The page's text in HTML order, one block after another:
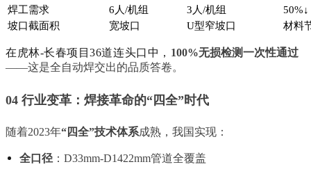
焊工需求
6人/机组 3人/机组
50%↓
坡口截面积
宽坡口 U型窄坡口 材料
在虎林-长春项目36道连头口中， 100%无损检测一次性通过
——这是全自动焊交出的品质答卷。
04 行业变革：焊接革命的“四全”时代
随着2023年“四全”技术体系成熟，我国实现：
全口径 ：D33mm-D1422mm管道全覆盖